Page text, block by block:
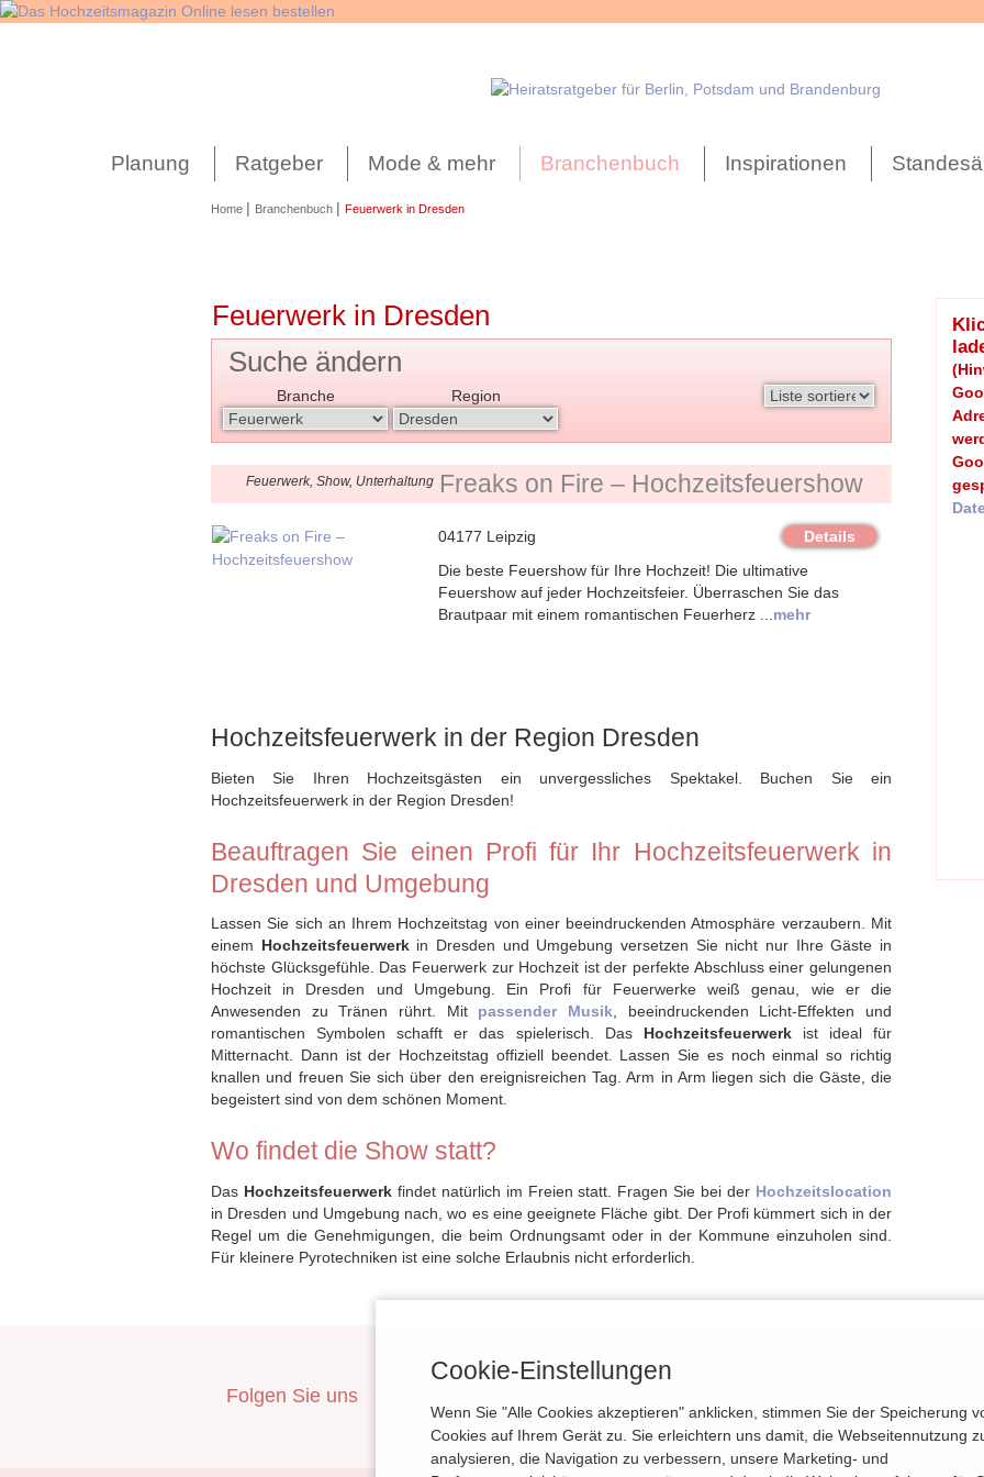
Planung Ratgeber Mode & mehr Branchenbuch Inspirationen
Home | Branchenbuch | Feuerwerk in Dresden
Feuerwerk in Dresden
Suche ändern
Branche Region
Feuerwerk, Show, Unterhaltung Freaks on Fire – Hochzeitsfeuershow
04177 Leipzig
Details
Die beste Feuershow für Ihre Hochzeit! Die ultimative
Feuershow auf jeder Hochzeitsfeier. Überraschen Sie das
Brautpaar mit einem romantischen Feuerherz ... mehr
Hochzeitsfeuerwerk in der Region Dresden
Bieten Sie Ihren Hochzeitsgästen ein unvergessliches Spektakel. Buchen Sie ein
Hochzeitsfeuerwerk in der Region Dresden!
Beauftragen Sie einen Profi für Ihr Hochzeitsfeuerwerk in
Dresden und Umgebung
Lassen Sie sich an Ihrem Hochzeitstag von einer beeindruckenden Atmosphäre verzaubern. Mit
einem Hochzeitsfeuerwerkin Dresden und Umgebung versetzen Sie nicht nur Ihre Gäste in
höchste Glücksgefühle. Das Feuerwerk zur Hochzeit ist der perfekte Abschluss einer gelungenen
Hochzeit in Dresden und Umgebung. Ein Profi für Feuerwerke weiß genau, wie er die
Anwesenden zu Tränen rührt. Mit passender Musik , beeindruckenden Licht-Effekten und
romantischen Symbolen schafft er das spielerisch. Das Hochzeitsfeuerwerkist ideal für
Mitternacht. Dann ist der Hochzeitstag offiziell beendet. Lassen Sie es noch einmal so richtig
knallen und freuen Sie sich über den ereignisreichen Tag. Arm in Arm liegen sich die Gäste, die
begeistert sind von dem schönen Moment.
Wo findet die Show statt?
Das Hochzeitsfeuerwerkfindet natürlich im Freien statt. Fragen Sie bei der Hochzeitslocation
in Dresden und Umgebung nach, wo es eine geeignete Fläche gibt. Der Profi kümmert sich in der
Regel um die Genehmigungen, die beim Ordnungsamt oder in der Kommune einzuholen sind.
Für kleinere Pyrotechniken ist eine solche Erlaubnis nicht erforderlich.
Folgen Sie uns
Cookie-Einstellungen
Wenn Sie "Alle Cookies akzeptieren" anklicken, stimmen Sie der Speicherung
Cookies auf Ihrem Gerät zu. Sie erleichtern uns damit, die Webseitennutzung
analysieren, die Navigation zu verbessern, unsere Marketing- und